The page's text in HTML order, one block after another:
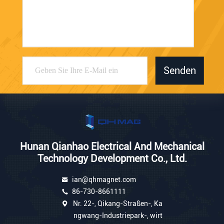
Senden
Hunan Qianhao Electrical And Mechanical
Technology Development Co., Ltd.
ian@qhmagnet.com
86-730-8661111
Nr. 22-, Qikang-Straßen-, Ka
ngwang-Industriepark-, wirt